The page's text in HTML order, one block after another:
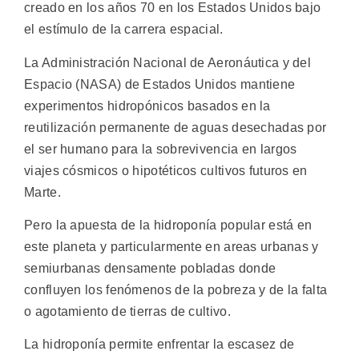
creado en los años 70 en los Estados Unidos bajo
el estímulo de la carrera espacial.
La Administración Nacional de Aeronáutica y del
Espacio (NASA) de Estados Unidos mantiene
experimentos hidropónicos basados en la
reutilización permanente de aguas desechadas por
el ser humano para la sobrevivencia en largos
viajes cósmicos o hipotéticos cultivos futuros en
Marte.
Pero la apuesta de la hidroponía popular está en
este planeta y particularmente en areas urbanas y
semiurbanas densamente pobladas donde
confluyen los fenómenos de la pobreza y de la falta
o agotamiento de tierras de cultivo.
La hidroponía permite enfrentar la escasez de